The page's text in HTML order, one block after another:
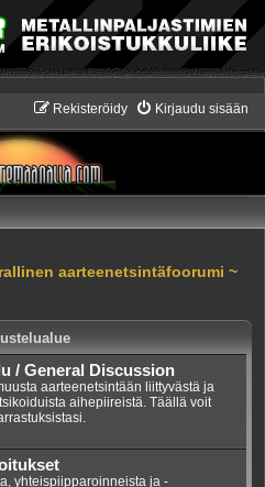
Kirjaudu sisään
Rekisteröidy
aarteenetsintäfoorumi ~
/ General Discussion
aarteenetsintään liittyvästä ja
aihepiireistä. Täällä voit
yhteispiipparoinneista ja -